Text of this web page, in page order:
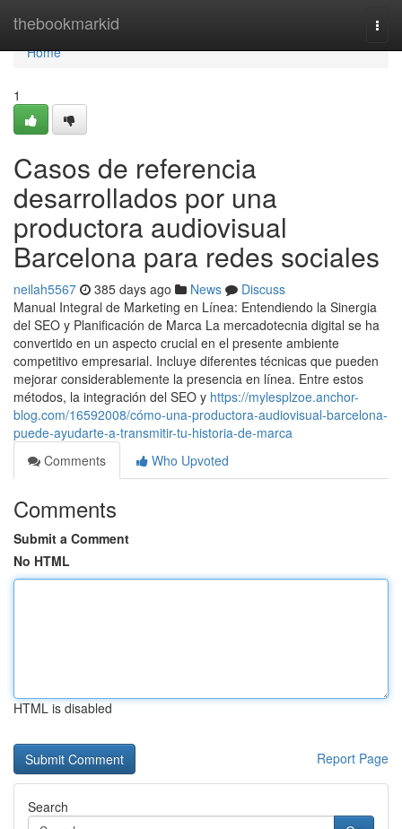
thebookmarkid
Home
Home
1
Casos de referencia
desarrollados por una
productora audiovisual
Barcelona para redes sociales
neilah5567 385 days ago News
Discuss
Manual Integral de Marketing en Línea: Entendiendo la Sinergia
del SEO y Planificación de Marca La mercadotecnia digital se ha
convertido en un aspecto crucial en el presente ambiente
competitivo empresarial. Incluye diferentes técnicas que pueden
mejorar considerablemente la presencia en línea. Entre estos
métodos, la integración del SEO y https://mylesplzoe.anchor-
blog.com/16592008/cómo-una-productora-audiovisual-barcelona-
puede-ayudarte-a-transmitir-tu-historia-de-marca
Comments
Who Upvoted
Comments
Submit a Comment
No HTML
HTML is disabled
Report Page
Search